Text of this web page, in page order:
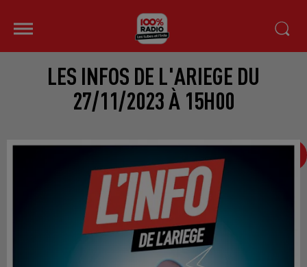
LES INFOS DE L'ARIEGE DU
27/11/2023 À 15H00